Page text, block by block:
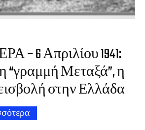
– 6 Απριλίου 1941:
“γραμμή Μεταξά”, η
στην Ελλάδα